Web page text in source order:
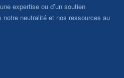
expertise ou d’un soutien
notre neutralité et nos ressources au